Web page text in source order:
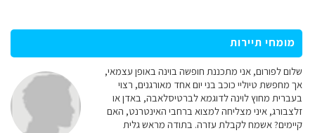
מומחי תיירות
שלום לפורום, אני מתכננת חופשה בוינה באופן עצמאי,
אך מחפשת טיוליי כוכב בני יום אחד מאורגנים, רצוי
בעברית מחוץ לוינה לדוגמא לברטיסלאבה, באדן או
זלצבורג, איני מצליחה למצוא ברחבי האינטרנט, האם
קיימים? אשמח לקבלת עזרה. בתודה מראש גלית